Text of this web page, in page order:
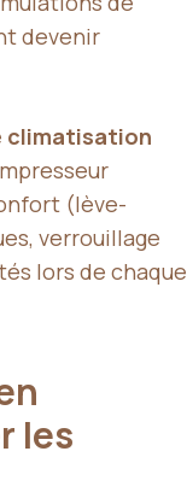
devenir
climatisation
(lève-
verrouillage
lors de chaque
les